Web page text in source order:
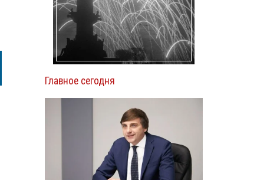
Главное сегодня